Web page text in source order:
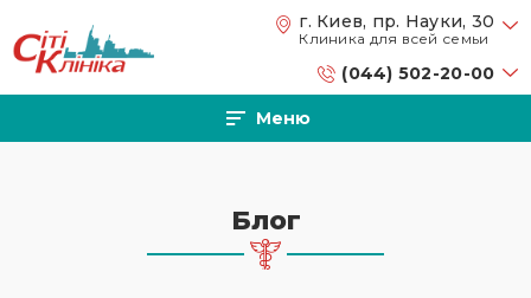
Перейти к основному содержанию г. Киев, пр. Науки, 30
Клиника для всей семьи
(044) 502-20-00
Меню
Блог